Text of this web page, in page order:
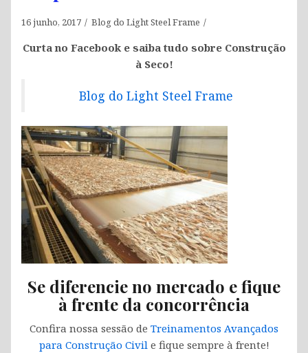
16 junho, 2017 Blog do Light Steel Frame
Curta no Facebook e saiba tudo sobre Construção
à Seco!
Blog do Light Steel Frame
Se diferencie no mercado e fique
à frente da concorrência
Confira nossa sessão de Treinamentos Avançados
para Construção Civile fique sempre à frente!